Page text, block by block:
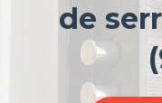
de